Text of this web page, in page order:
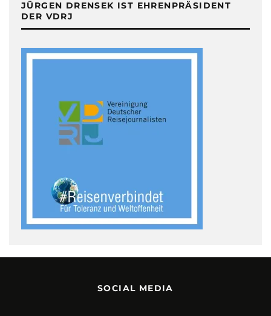
JÜRGEN DRENSEK IST EHRENPRÄSIDENT
DER VDRJ
SOCIAL MEDIA